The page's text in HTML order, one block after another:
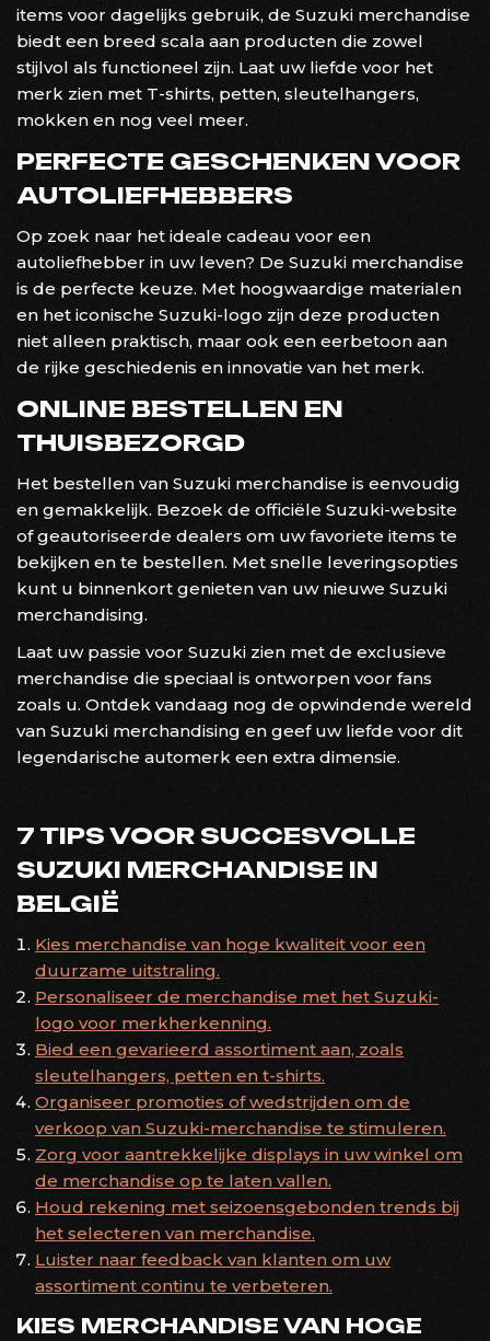
items voor dagelijks gebruik, de Suzuki merchandise
biedt een breed scala aan producten die zowel
stijlvol als functioneel zijn. Laat uw liefde voor het
merk zien met T-shirts, petten, sleutelhangers,
mokken en nog veel meer.
PERFECTE GESCHENKEN VOOR
AUTOLIEFHEBBERS
Op zoek naar het ideale cadeau voor een
autoliefhebber in uw leven? De Suzuki merchandise
is de perfecte keuze. Met hoogwaardige materialen
en het iconische Suzuki-logo zijn deze producten
niet alleen praktisch, maar ook een eerbetoon aan
de rijke geschiedenis en innovatie van het merk.
ONLINE BESTELLEN EN
THUISBEZORGD
Het bestellen van Suzuki merchandise is eenvoudig
en gemakkelijk. Bezoek de officiële Suzuki-website
of geautoriseerde dealers om uw favoriete items te
bekijken en te bestellen. Met snelle leveringsopties
kunt u binnenkort genieten van uw nieuwe Suzuki
merchandising.
Laat uw passie voor Suzuki zien met de exclusieve
merchandise die speciaal is ontworpen voor fans
zoals u. Ontdek vandaag nog de opwindende wereld
van Suzuki merchandising en geef uw liefde voor dit
legendarische automerk een extra dimensie.
7 TIPS VOOR SUCCESVOLLE
SUZUKI MERCHANDISE IN
BELGIË
Kies merchandise van hoge kwaliteit voor een
duurzame uitstraling.
Personaliseer de merchandise met het Suzuki-
logo voor merkherkenning.
Bied een gevarieerd assortiment aan, zoals
sleutelhangers, petten en t-shirts.
Organiseer promoties of wedstrijden om de
verkoop van Suzuki-merchandise te stimuleren.
Zorg voor aantrekkelijke displays in uw winkel om
de merchandise op te laten vallen.
Houd rekening met seizoensgebonden trends bij
het selecteren van merchandise.
Luister naar feedback van klanten om uw
assortiment continu te verbeteren.
KIES MERCHANDISE VAN HOGE